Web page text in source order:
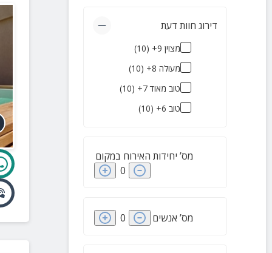
חוות בודדים
צימרים לירח דבש
מלונות בוטיק(
1
גלמפינג(
1
)
דירוג חוות דעת
מצוין 9+ (
10
)
מעולה 8+
(
10
)
טוב מאוד 7+
(
10
)
טוב 6+
(
10
)
מס’ יחידות האירוח במקום
0
מס’ אנשים 0